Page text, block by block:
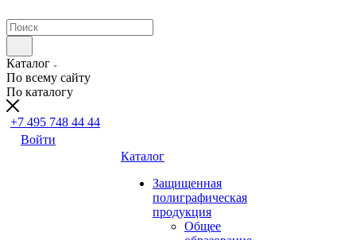
Каталог
По всему сайту
По каталогу
+7 495 748 44 44
Войти
Каталог
Защищенная
полиграфическая
продукция
Общее